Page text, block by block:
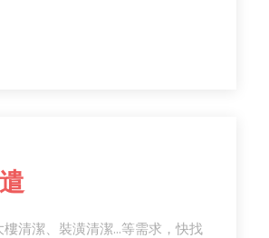
清潔、裝潢清潔...等需求，快找